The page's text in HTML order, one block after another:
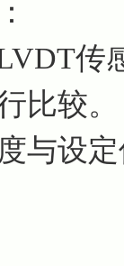
传
比较。
与设